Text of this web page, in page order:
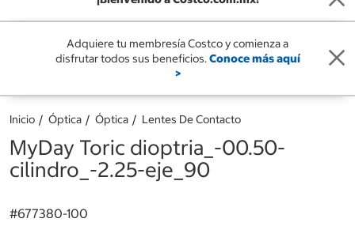
Adquiere tu membresía Costco y comienza a
disfrutar todos sus beneficios.Conoce más aquí
>
Inicio Óptica Óptica Lentes De Contacto
MyDay Toric dioptria_-00.50-
cilindro_-2.25-eje_90
#677380-100